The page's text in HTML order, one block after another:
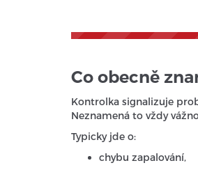
Co obecně
Kontrolka signalizuje
Neznamená to vždy
Typicky jde o:
chybu zapalování,